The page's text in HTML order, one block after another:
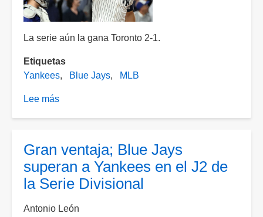
La serie aún la gana Toronto 2-1.
Etiquetas
Yankees
Blue Jays MLB
Lee más
extienden
la
serie
Blue
Gran ventaja; Blue Jays
superan a Yankees en el J2 de
la Serie Divisional
Antonio León